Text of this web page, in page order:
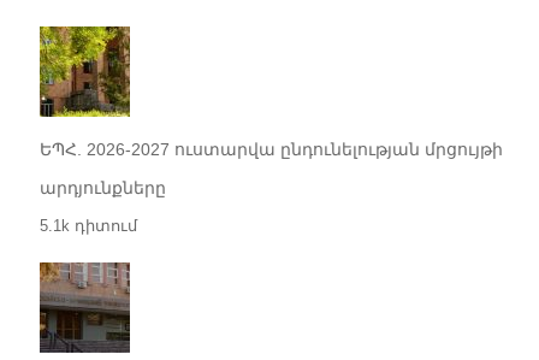
ԵՊՀ. 2026-2027 ուստարվա ընդունելության մրցույթի
արդյունքները
5.1k դիտում